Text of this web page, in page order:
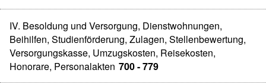
IV. Besoldung und Versorgung, Dienstwohnungen,
Beihilfen, Studienförderung, Zulagen, Stellenbewertung,
Versorgungskasse, Umzugskosten, Reisekosten,
Honorare, Personalakten 700 - 779